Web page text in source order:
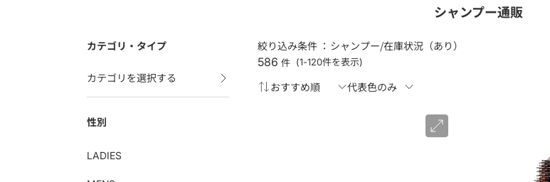
シャンプー通販
カテゴリ・タイプ
カテゴリを選択する
性別
LADIES
絞り込み条件 ： シャンプー/在庫状況（あり）
586 件 (1-120件を表示)